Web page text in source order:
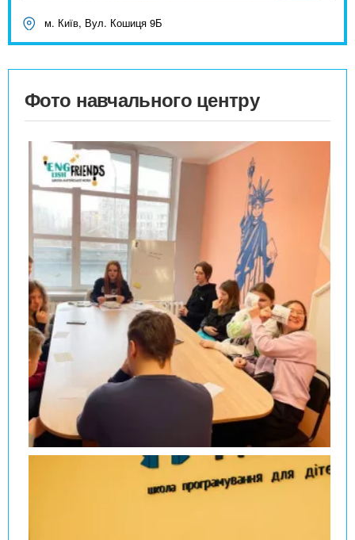
м. Київ, Вул. Кошиця 9Б
Фото навчального центру